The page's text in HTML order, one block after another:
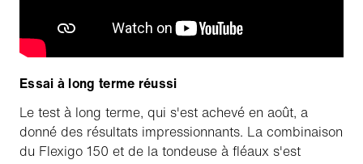
Essai à long terme réussi
Le test à long terme, qui s'est achevé en août, a
donné des résultats impressionnants. La combinaison
du Flexigo 150 et de la tondeuse à fléaux s'est